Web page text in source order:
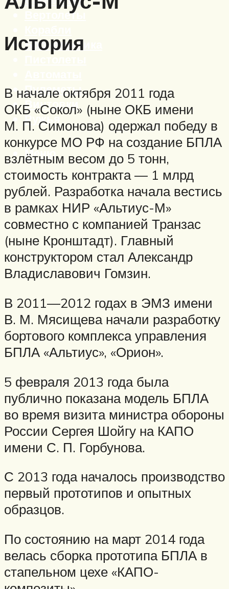
Вертолеты
Бронетехника
Пистолеты
Пулеметы
Винтовки
Ружья
Меню
История
В начале октября 2011 года
ОКБ «Сокол» (ныне ОКБ имени
М. П. Симонова) одержал победу в
конкурсе МО РФ на создание БПЛА
взлётным весом до 5 тонн,
стоимость контракта — 1 млрд
рублей. Разработка начала вестись
в рамках НИР «Альтиус-М»
совместно с компанией Транзас
(ныне Кронштадт). Главный
конструктором стал Александр
Владиславович Гомзин.
В 2011—2012 годах в ЭМЗ имени
В. М. Мясищева начали разработку
бортового комплекса управления
БПЛА «Альтиус», «Орион».
5 февраля 2013 года была
публично показана модель БПЛА
во время визита министра обороны
России Сергея Шойгу на КАПО
имени С. П. Горбунова.
С 2013 года началось производство
первый прототипов и опытных
образцов.
По состоянию на март 2014 года
велась сборка прототипа БПЛА в
стапельном цехе «КАПО-